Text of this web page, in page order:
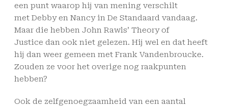
een punt waarop hij van mening verschilt
met Debby en Nancy in De Standaard vandaag.
Maar die hebben John Rawls’ Theory of
Justice dan ook niet gelezen. Hij wel en dat heeft
hij dan weer gemeen met Frank Vandenbroucke.
Zouden ze voor het overige nog raakpunten
hebben?
Ook de zelfgenoegzaamheid van een aantal